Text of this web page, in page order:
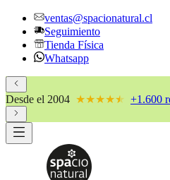
ventas@spacionatural.cl
Seguimiento
Tienda Física
Whatsapp
Desde el 2004 ★★★★★
★ +1.600